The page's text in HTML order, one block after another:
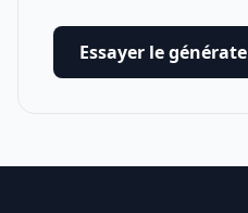
Essayer le